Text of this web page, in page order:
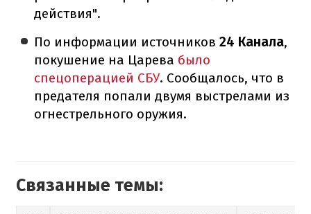
действия".
По информации источников24 Канала,
покушение на Царева было
спецоперацией СБУ. Сообщалось, что в
предателя попали двумя выстрелами из
огнестрельного оружия.
Связанные темы: